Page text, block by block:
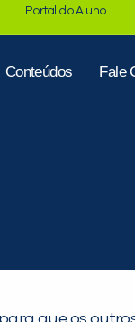
Portal do Aluno
Conteúdos Fale